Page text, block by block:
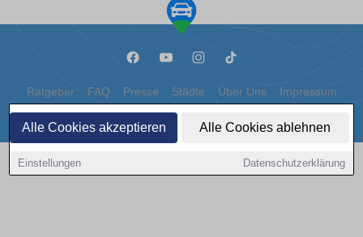
Alle Cookies akzeptieren Alle Cookies ablehnen
Einstellungen Datenschutzerklärung
Ratgeber FAQ Presse Städte Über Uns Impressum
Datenschutz Cookies
Copyright © 2000 - 2026 | 1A Infosysteme GmbH | Content by: 1a-sites-autos